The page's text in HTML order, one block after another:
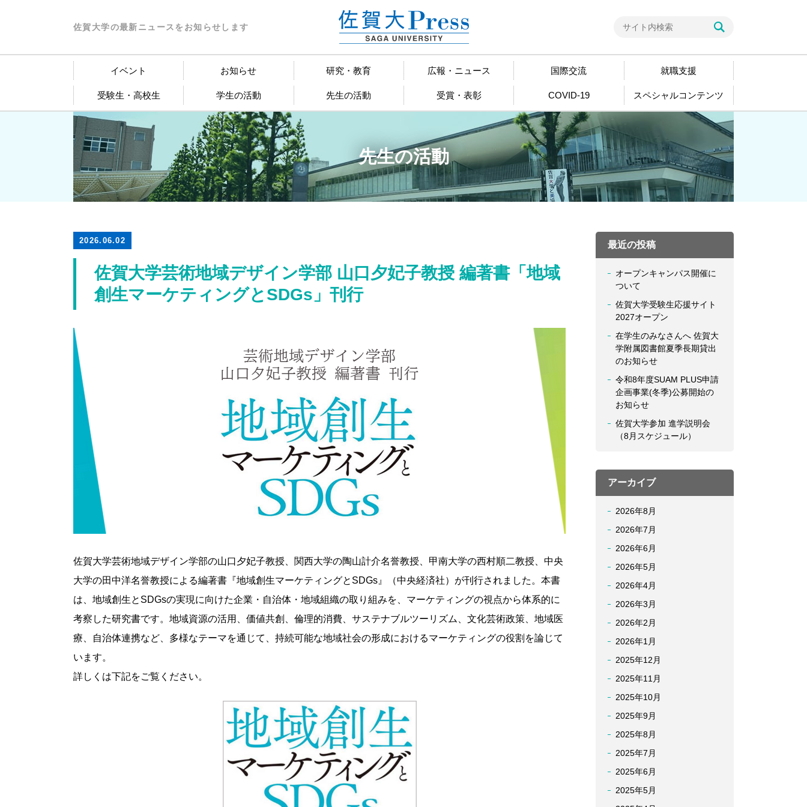
佐賀大学の最新ニュースをお知らせします
イベント お知らせ 研究・教育 広報・ニュース 国際交流 就職支援
受験生・高校生 学生の活動 先生の活動 受賞・表彰 COVID-19 スペシャルコンテンツ
先生の活動
2026.06.02
佐賀大学芸術地域デザイン学部 山口夕妃子教授 編著書「地域
創生マーケティングとSDGs」刊行
佐賀大学芸術地域デザイン学部の山口夕妃子教授、関西大学の陶山計介名誉教授、甲南大学の西村順二教授、中央
大学の田中洋名誉教授による編著書『地域創生マーケティングとSDGs』（中央経済社）が刊行されました。本書
は、地域創生とSDGsの実現に向けた企業・自治体・地域組織の取り組みを、マーケティングの視点から体系的に
考察した研究書です。地域資源の活用、価値共創、倫理的消費、サステナブルツーリズム、文化芸術政策、地域医
療、自治体連携など、多様なテーマを通じて、持続可能な地域社会の形成におけるマーケティングの役割を論じて
います。
詳しくは下記をご覧ください。
最近の投稿
オープンキャンパス開催に
ついて
佐賀大学受験生応援サイト
2027オープン
在学生のみなさんへ 佐賀大
学附属図書館夏季長期貸出
のお知らせ
令和8年度SUAM PLUS申請
企画事業(冬季)公募開始の
お知らせ
佐賀大学参加 進学説明会
（8月スケジュール）
アーカイブ
2026年8月
2026年7月
2026年6月
2026年5月
2026年4月
2026年3月
2026年2月
2026年1月
2025年12月
2025年11月
2025年10月
2025年9月
2025年8月
2025年7月
2025年6月
2025年5月